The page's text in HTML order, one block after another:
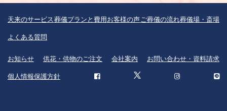
天来のサービス葬儀プランと費用お客様の声 ご葬儀の流れ葬儀場・斎場
よくある質問
お知らせ 供花・供物のご注文 会社案内 お問い合わせ・資料請求
個人情報保護方針